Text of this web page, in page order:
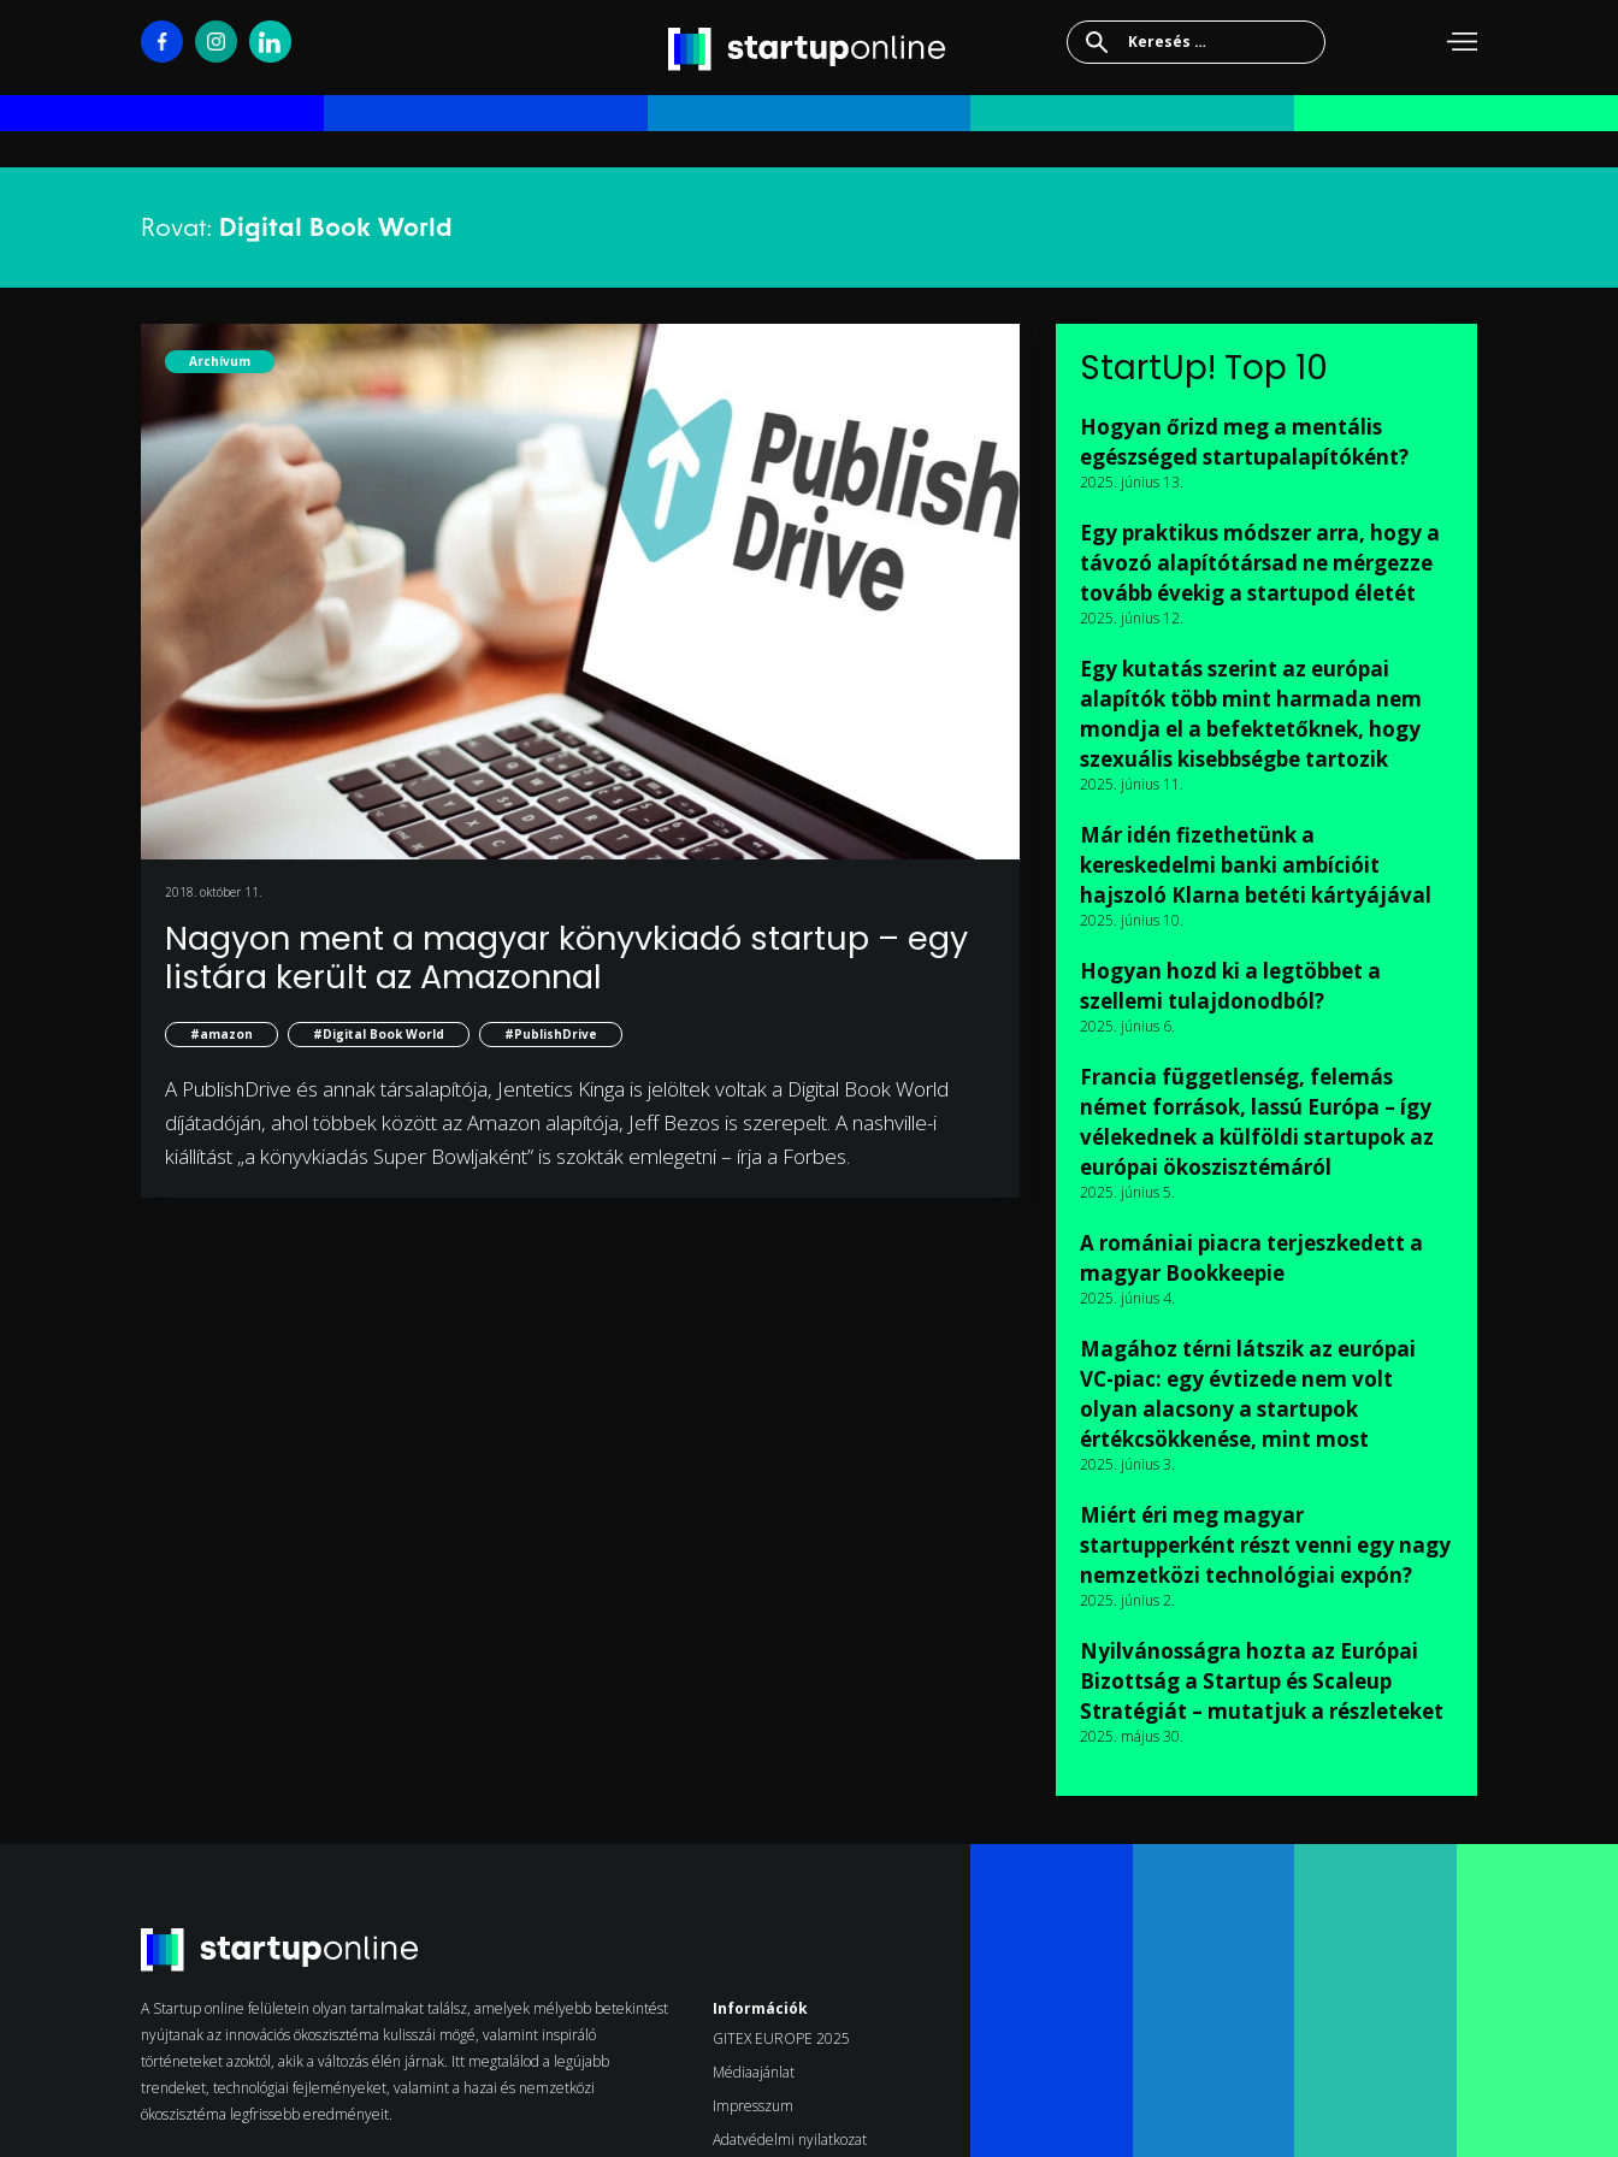
Keresés:
Rovat: Digital Book World
Archívum
2018. október 11.
Nagyon ment a magyar könyvkiadó startup – egy
listára került az Amazonnal
#amazon #Digital Book World #PublishDrive
A PublishDrive és annak társalapítója, Jentetics Kinga is jelöltek voltak a Digital Book World
díjátadóján, ahol többek között az Amazon alapítója, Jeff Bezos is szerepelt. A nashville-i
kiállítást „a könyvkiadás Super Bowljaként” is szokták emlegetni – írja a Forbes.
StartUp! Top 10
Hogyan őrizd meg a mentális
egészséged startupalapítóként?
2025. június 13.
Egy praktikus módszer arra, hogy a
távozó alapítótársad ne mérgezze
tovább évekig a startupod életét
2025. június 12.
Egy kutatás szerint az európai
alapítók több mint harmada nem
mondja el a befektetőknek, hogy
szexuális kisebbségbe tartozik
2025. június 11.
Már idén fizethetünk a
kereskedelmi banki ambícióit
hajszoló Klarna betéti kártyájával
2025. június 10.
Hogyan hozd ki a legtöbbet a
szellemi tulajdonodból?
2025. június 6.
Francia függetlenség, felemás
német források, lassú Európa – így
vélekednek a külföldi startupok az
európai ökoszisztémáról
2025. június 5.
A romániai piacra terjeszkedett a
magyar Bookkeepie
2025. június 4.
Magához térni látszik az európai
VC-piac: egy évtizede nem volt
olyan alacsony a startupok
értékcsökkenése, mint most
2025. június 3.
Miért éri meg magyar
startupperként részt venni egy nagy
nemzetközi technológiai expón?
2025. június 2.
Nyilvánosságra hozta az Európai
Bizottság a Startup és Scaleup
Stratégiát – mutatjuk a részleteket
2025. május 30.
A Startup online felületein olyan tartalmakat találsz, amelyek mélyebb betekintést
nyújtanak az innovációs ökoszisztéma kulisszái mögé, valamint inspiráló
történeteket azoktól, akik a változás élén járnak. Itt megtalálod a legújabb
trendeket, technológiai fejleményeket, valamint a hazai és nemzetközi
ökoszisztéma legfrissebb eredményeit.
Információk
GITEX EUROPE 2025
Médiaajánlat
Impresszum
Adatvédelmi nyilatkozat